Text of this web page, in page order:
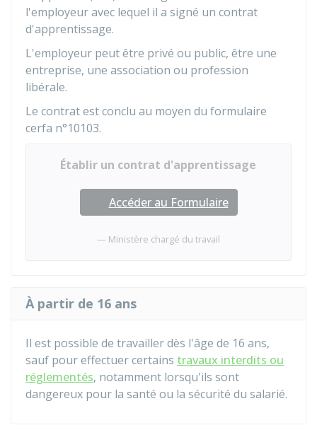
l'employeur avec lequel il a signé un contrat
d'apprentissage.
L'employeur peut être privé ou public, être une
entreprise, une association ou profession
libérale.
Le contrat est conclu au moyen du formulaire
cerfa n°10103.
Établir un contrat d'apprentissage
Accéder au Formulaire
Ministère chargé du travail
À partir de 16 ans
Il est possible de travailler dès l'âge de 16 ans,
sauf pour effectuer certains travaux interdits ou
réglementés, notamment lorsqu'ils sont
dangereux pour la santé ou la sécurité du salarié.